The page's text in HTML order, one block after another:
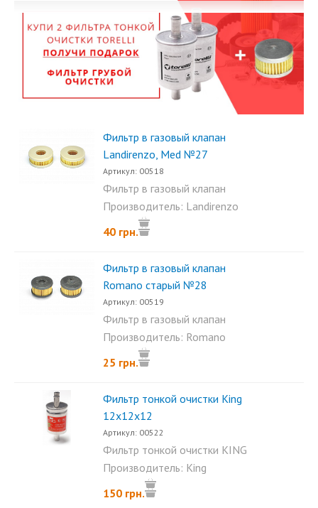
Фильтр в газовый клапан
Landirenzo, Med №27
Артикул: 00518
Фильтр в газовый клапан
Landirenzo, Med. В каталоге...
Производитель: Landirenzo
40 грн.
Фильтр в газовый клапан
Romano старый №28
Артикул: 00519
Фильтр в газовый клапан
Romano старый. Размеры...
Производитель: Romano
25 грн.
Фильтр тонкой очистки King
12х12х12
Артикул: 00522
Фильтр тонкой очистки KING
12х12х12. Один вход...
Производитель: King
150 грн.